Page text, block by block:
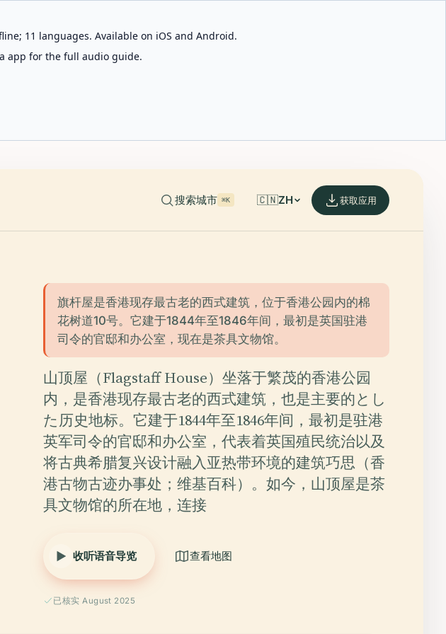
11 languages. Available on iOS and Android.
app for the full audio guide.
搜索城市 ⌘K 🇨🇳ZH 获取应用
旗杆屋是香港现存最古老的西式建筑，位于香港公园内的棉
花树道10号。它建于1844年至1846年间，最初是英国驻港
司令的官邸和办公室，现在是茶具文物馆。
山顶屋（Flagstaff House）坐落于繁茂的香港公园
内，是香港现存最古老的西式建筑，也是主要的とし
た历史地标。它建于1844年至1846年间，最初是驻港
英军司令的官邸和办公室，代表着英国殖民统治以及
将古典希腊复兴设计融入亚热带环境的建筑巧思（香
港古物古迹办事处；维基百科）。如今，山顶屋是茶
具文物馆的所在地，连接
收听语音导览 查看地图
已核实 August 2025